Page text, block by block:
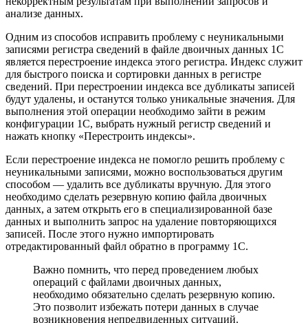
анализе данных.
Одним из способов исправить проблему с неуникальными
записями регистра сведений в файле двоичных данных 1С
является перестроение индекса этого регистра. Индекс служит
для быстрого поиска и сортировки данных в регистре
сведений. При перестроении индекса все дубликаты записей
будут удалены, и останутся только уникальные значения. Для
выполнения этой операции необходимо зайти в режим
конфигурации 1С, выбрать нужный регистр сведений и
нажать кнопку «Перестроить индексы».
Если перестроение индекса не помогло решить проблему с
неуникальными записями, можно воспользоваться другим
способом — удалить все дубликаты вручную. Для этого
необходимо сделать резервную копию файла двоичных
данных, а затем открыть его в специализированной базе
данных и выполнить запрос на удаление повторяющихся
записей. После этого нужно импортировать
отредактированный файл обратно в программу 1С.
Важно помнить, что перед проведением любых
операций с файлами двоичных данных,
необходимо обязательно сделать резервную копию.
Это позволит избежать потери данных в случае
возникновения непредвиденных ситуаций.